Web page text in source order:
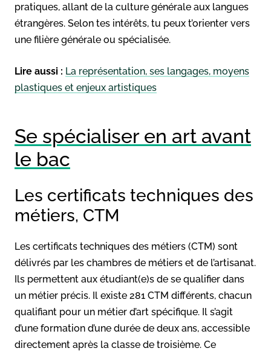
pratiques, allant de la culture générale aux langues
étrangères. Selon tes intérêts, tu peux t’orienter vers
une filière générale ou spécialisée.
Lire aussi : La représentation, ses langages, moyens
plastiques et enjeux artistiques
Se spécialiser en art avant
le bac
Les certificats techniques des
métiers, CTM
Les certificats techniques des métiers (CTM) sont
délivrés par les chambres de métiers et de l’artisanat.
Ils permettent aux étudiant(e)s de se qualifier dans
un métier précis. Il existe 281 CTM différents, chacun
qualifiant pour un métier d’art spécifique. Il s’agit
d’une formation d’une durée de deux ans, accessible
directement après la classe de troisième. Ce